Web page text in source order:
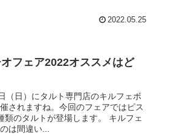
2022.05.25
フェア2022オススメはど
（日）にタルト専門店のキルフェボ
されますね。今回のフェアではピス
ルトが登場します。 キルフェ
は間違い...